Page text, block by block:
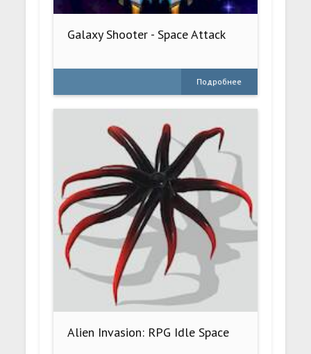
Galaxy Shooter - Space Attack
Подробнее
Alien Invasion: RPG Idle Space